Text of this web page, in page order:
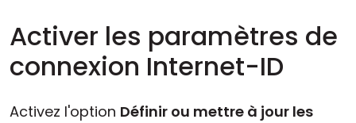
Activer les paramètres de
connexion Internet-ID
Activez l'option Définir ou mettre à jour les